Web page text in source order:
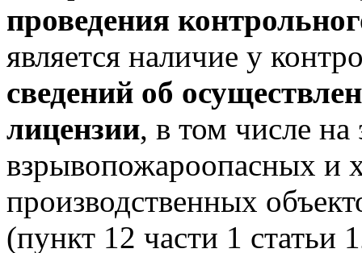
проведения
является наличие у
сведений об
лицензии, в том числе
взрывопожароопасных и
производственных
(пункт 12 части 1 статьи